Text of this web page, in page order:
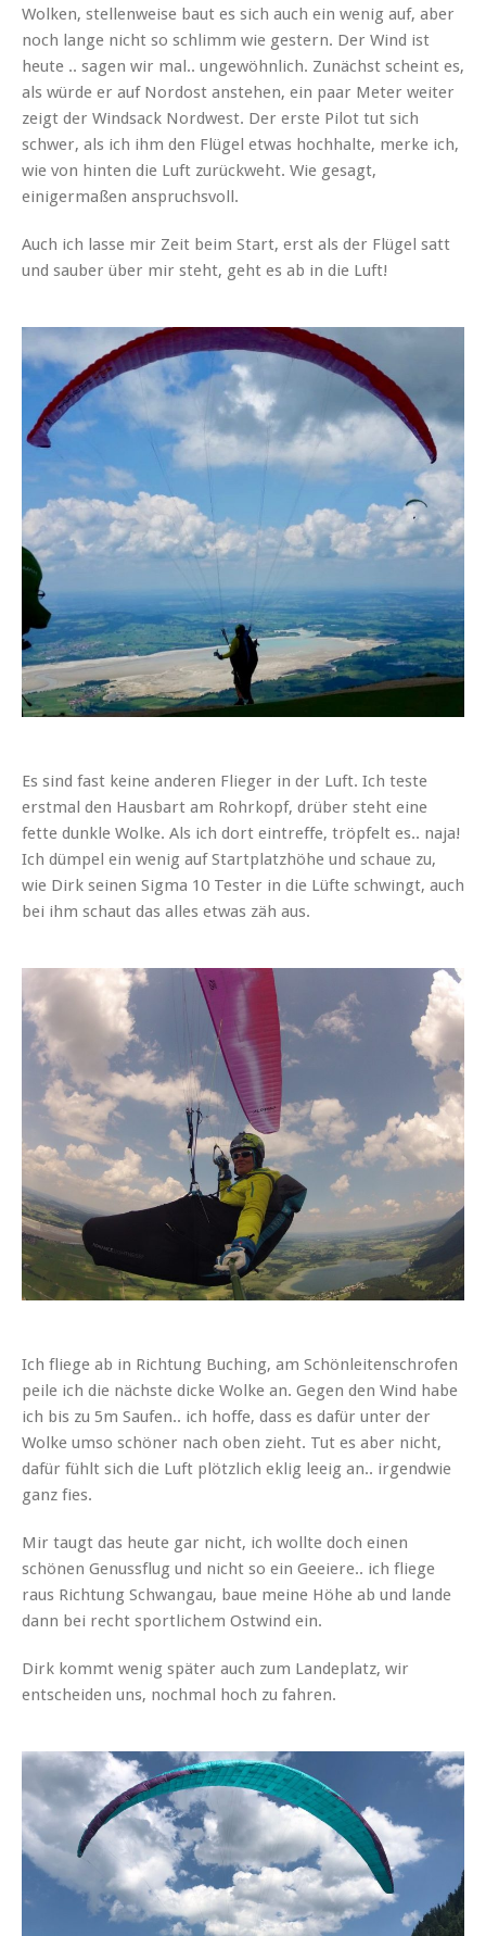
Wolken, stellenweise baut es sich auch ein wenig auf, aber
noch lange nicht so schlimm wie gestern. Der Wind ist
heute .. sagen wir mal.. ungewöhnlich. Zunächst scheint es,
als würde er auf Nordost anstehen, ein paar Meter weiter
zeigt der Windsack Nordwest. Der erste Pilot tut sich
schwer, als ich ihm den Flügel etwas hochhalte, merke ich,
wie von hinten die Luft zurückweht. Wie gesagt,
einigermaßen anspruchsvoll.
Auch ich lasse mir Zeit beim Start, erst als der Flügel satt
und sauber über mir steht, geht es ab in die Luft!
Es sind fast keine anderen Flieger in der Luft. Ich teste
erstmal den Hausbart am Rohrkopf, drüber steht eine
fette dunkle Wolke. Als ich dort eintreffe, tröpfelt es.. naja!
Ich dümpel ein wenig auf Startplatzhöhe und schaue zu,
wie Dirk seinen Sigma 10 Tester in die Lüfte schwingt, auch
bei ihm schaut das alles etwas zäh aus.
Ich fliege ab in Richtung Buching, am Schönleitenschrofen
peile ich die nächste dicke Wolke an. Gegen den Wind habe
ich bis zu 5m Saufen.. ich hoffe, dass es dafür unter der
Wolke umso schöner nach oben zieht. Tut es aber nicht,
dafür fühlt sich die Luft plötzlich eklig leeig an.. irgendwie
ganz fies.
Mir taugt das heute gar nicht, ich wollte doch einen
schönen Genussflug und nicht so ein Geeiere.. ich fliege
raus Richtung Schwangau, baue meine Höhe ab und lande
dann bei recht sportlichem Ostwind ein.
Dirk kommt wenig später auch zum Landeplatz, wir
entscheiden uns, nochmal hoch zu fahren.